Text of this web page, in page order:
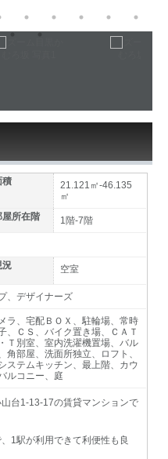
積
21.121㎡-46.135
㎡
屋所在階
1階-7階
況 空室
、デザイナーズ
ラ、宅配ＢＯＸ、駐輪場、常時
、ＣＳ、バイク置き場、ＣＡＴ
Ｔ別室、室内洗濯機置場、バル
角部屋、洗面所独立、ロフト、
ステムキッチン、最上階、カウ
ルコニー、庭
台1-13-17の賃貸マンションで
1駅が利用できて利便性も良